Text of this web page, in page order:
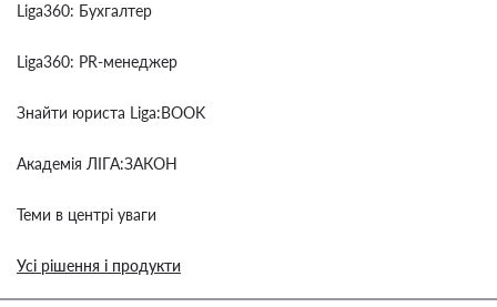
Liga360: Бухгалтер
Liga360: PR-менеджер
Знайти юриста Liga:BOOK
Академія ЛІГА:ЗАКОН
Теми в центрі уваги
Усі рішення і продукти